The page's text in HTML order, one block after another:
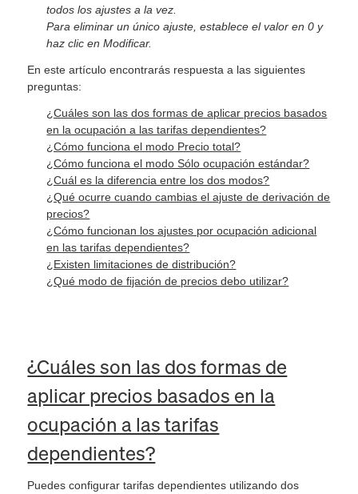
todos los ajustes a la vez.
Para eliminar un único ajuste, establece el valor en 0 y
haz clic en Modificar.
En este artículo encontrarás respuesta a las siguientes
preguntas:
¿Cuáles son las dos formas de aplicar precios basados
en la ocupación a las tarifas dependientes?
¿Cómo funciona el modo Precio total?
¿Cómo funciona el modo Sólo ocupación estándar?
¿Cuál es la diferencia entre los dos modos?
¿Qué ocurre cuando cambias el ajuste de derivación de
precios?
¿Cómo funcionan los ajustes por ocupación adicional
en las tarifas dependientes?
¿Existen limitaciones de distribución?
¿Qué modo de fijación de precios debo utilizar?
¿Cuáles son las dos formas de
aplicar precios basados en la
ocupación a las tarifas
dependientes?
Puedes configurar tarifas dependientes utilizando dos